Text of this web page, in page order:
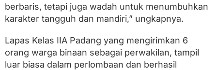
berbaris, tetapi juga wadah untuk menumbuhkan
karakter tangguh dan mandiri,” ungkapnya.
Lapas Kelas IIA Padang yang mengirimkan 6
orang warga binaan sebagai perwakilan, tampil
luar biasa dalam perlombaan dan berhasil